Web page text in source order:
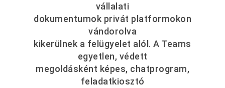
vállalati
dokumentumok privát platformokon
vándorolva
kikerülnek a felügyelet alól. A Teams
egyetlen, védett
megoldásként képes, chatprogram,
feladatkiosztó